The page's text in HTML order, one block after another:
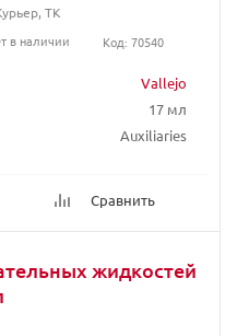
Vallejo
17 мл
Auxiliaries
Сравнить
ТК
в наличии
Код: 70540
жидкостей